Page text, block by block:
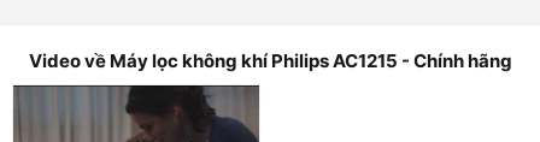
Video về Máy lọc không khí Philips AC1215 - Chính hãng